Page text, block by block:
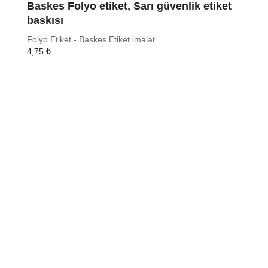
Baskes Folyo etiket, Sarı güvenlik etiket
baskısı
Folyo Etiket - Baskes Etiket imalat
4,75 ₺